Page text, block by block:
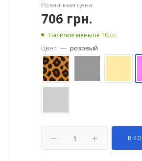
Розничная цена
706 грн.
Наличие меньше 10шт.
Цвет — розовый
В